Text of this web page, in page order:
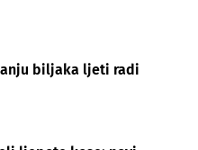
biljaka ljeti radi